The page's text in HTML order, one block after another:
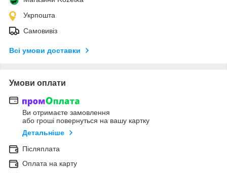
Укрпошта
Самовивіз
Всі умови доставки
Умови оплати
Ви отримаєте замовлення
або гроші повернуться на вашу картку
Детальніше
Післяплата
Оплата на карту